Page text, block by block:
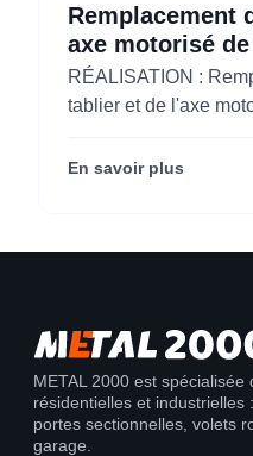
Remplacement
axe motorisé
pour
(95)
RÉALISATION :
tablier et de l'axe
Center) (95290).
En savoir plus
METAL 2000 est
résidentielles et industrielles
portes sectionnelles, volets
garage.